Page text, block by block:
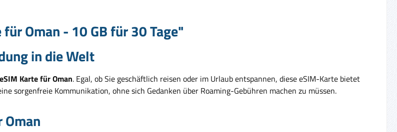
Oman - 10 GB für 30 Tage"
in die Welt
Karte für Oman. Egal, ob Sie geschäftlich reisen oder im Urlaub entspannen, diese eSIM-Karte bietet
sorgenfreie Kommunikation, ohne sich Gedanken über Roaming-Gebühren machen zu müssen.